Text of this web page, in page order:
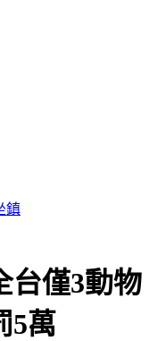
目測60歲
台僅3動物
5萬